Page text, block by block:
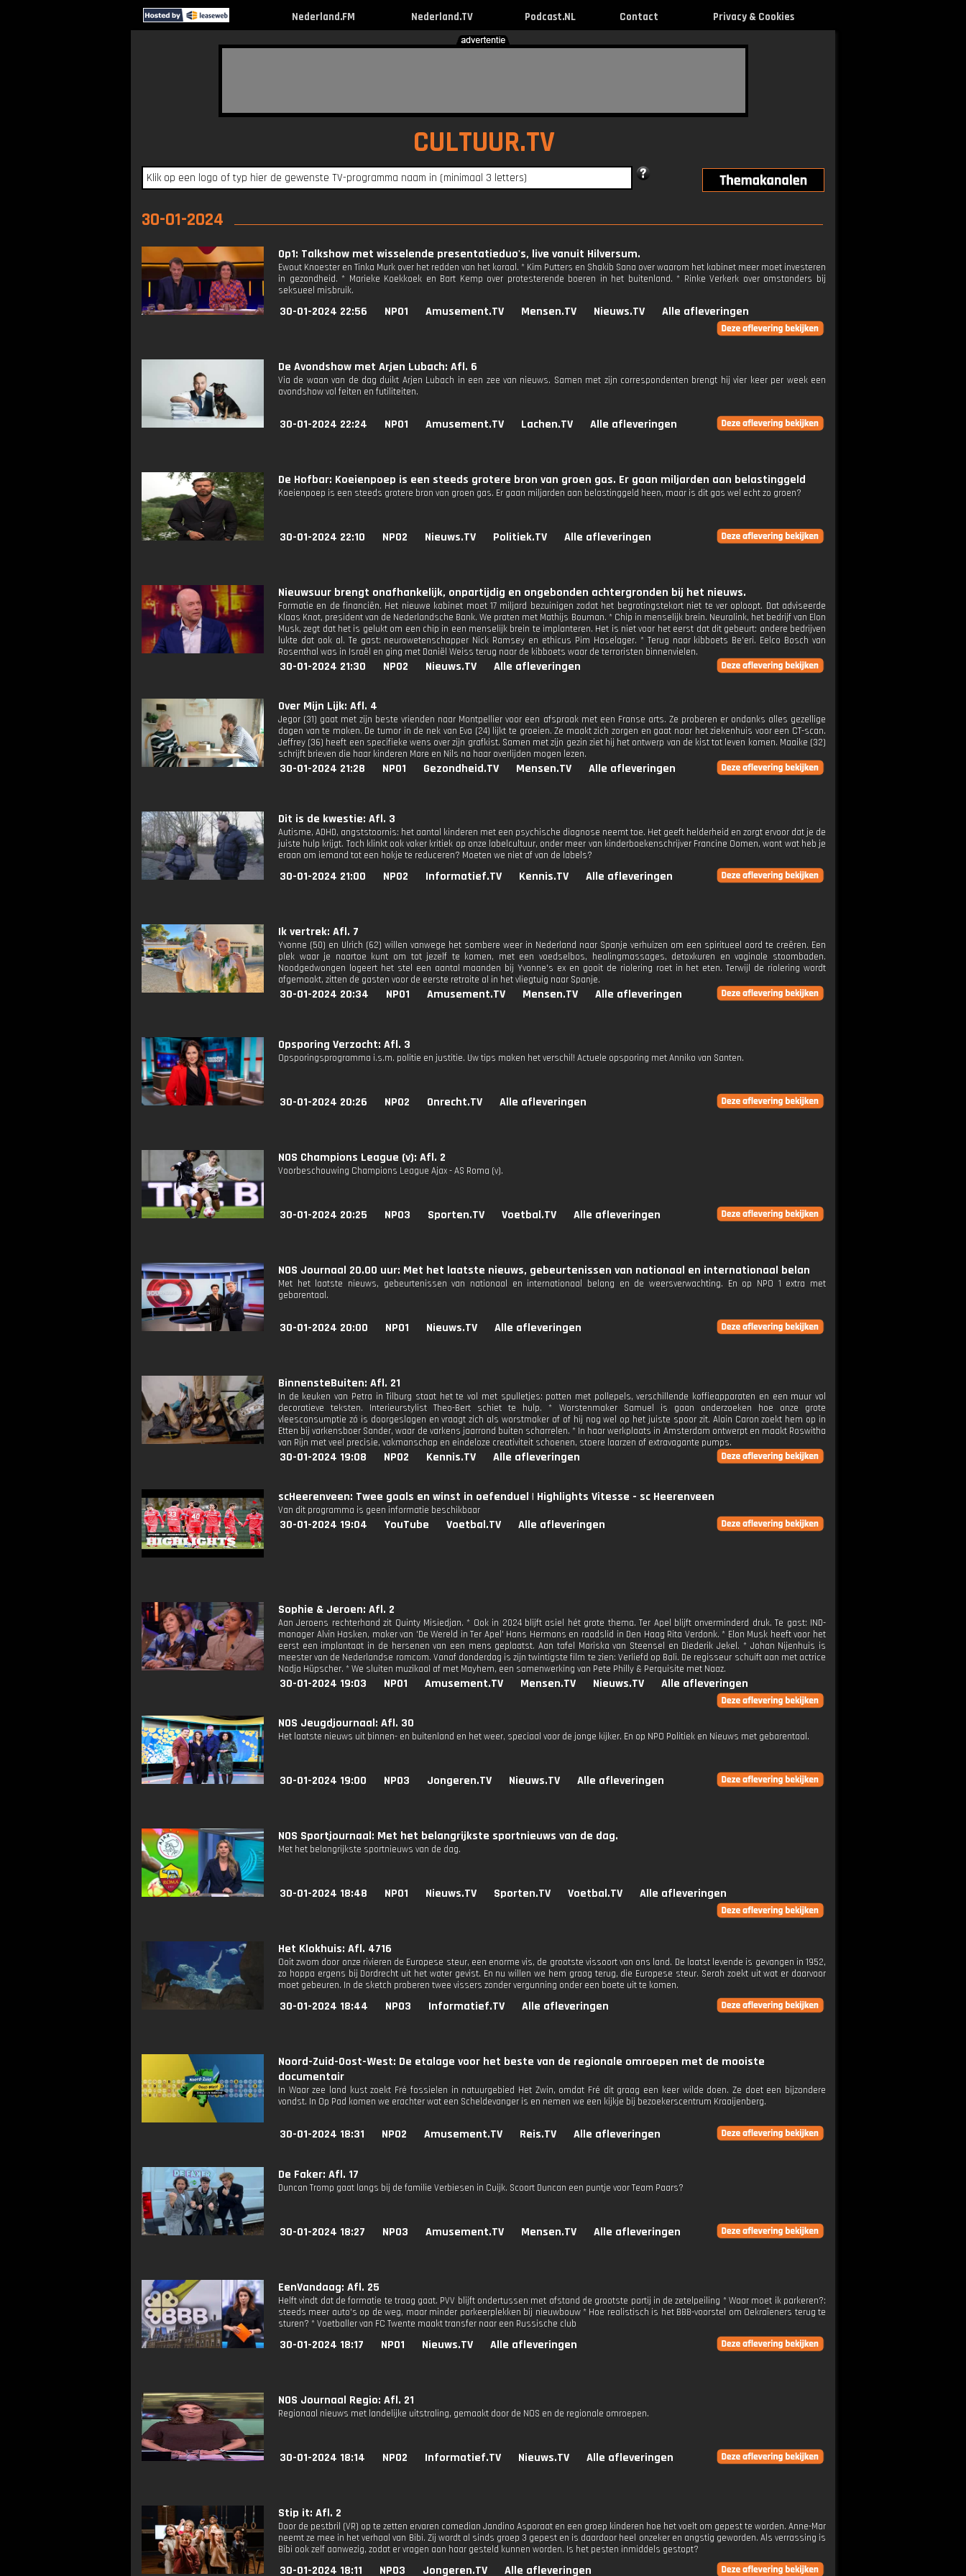
Nederland.FM Nederland.TV Podcast.NL Contact Privacy & Cookies
CULTUUR.TV
30-01-2024
Op1: Talkshow met wisselende presentatieduo's, live vanuit Hilversum.
Ewout Knoester en Tinka Murk over het redden van het koraal. * Kim Putters en Shakib Sana over waarom het kabinet meer moet investeren
in gezondheid. * Marieke Koekkoek en Bart Kemp over protesterende boeren in het buitenland. * Rinke Verkerk over omstanders bij
seksueel misbruik.
30-01-2024 22:56 NPO1 Amusement.TV Mensen.TV Nieuws.TV Alle afleveringen
De Avondshow met Arjen Lubach: Afl. 6
Via de waan van de dag duikt Arjen Lubach in een zee van nieuws. Samen met zijn correspondenten brengt hij vier keer per week een
avondshow vol feiten en futiliteiten.
30-01-2024 22:24 NPO1 Amusement.TV Lachen.TV Alle afleveringen
De Hofbar: Koeienpoep is een steeds grotere bron van groen gas. Er gaan miljarden aan belastinggeld
Koeienpoep is een steeds grotere bron van groen gas. Er gaan miljarden aan belastinggeld heen, maar is dit gas wel echt zo groen?
30-01-2024 22:10 NPO2 Nieuws.TV Politiek.TV Alle afleveringen
Nieuwsuur brengt onafhankelijk, onpartijdig en ongebonden achtergronden bij het nieuws.
Formatie en de financiën. Het nieuwe kabinet moet 17 miljard bezuinigen zodat het begrotingstekort niet te ver oploopt. Dat adviseerde
Klaas Knot, president van de Nederlandsche Bank. We praten met Mathijs Bouman. * Chip in menselijk brein. Neuralink, het bedrijf van Elon
Musk, zegt dat het is gelukt om een chip in een menselijk brein te implanteren. Het is niet voor het eerst dat dit gebeurt: andere bedrijven
lukte dat ook al. Te gast: neurowetenschapper Nick Ramsey en ethicus Pim Haselager. * Terug naar kibboets Be'eri. Eelco Bosch van
Rosenthal was in Israël en ging met Daniël Weiss terug naar de kibboets waar de terroristen binnenvielen.
30-01-2024 21:30 NPO2 Nieuws.TV Alle afleveringen
Over Mijn Lijk: Afl. 4
Jegor (31) gaat met zijn beste vrienden naar Montpellier voor een afspraak met een Franse arts. Ze proberen er ondanks alles gezellige
dagen van te maken. De tumor in de nek van Eva (24) lijkt te groeien. Ze maakt zich zorgen en gaat naar het ziekenhuis voor een CT-scan.
Jeffrey (36) heeft een specifieke wens over zijn grafkist. Samen met zijn gezin ziet hij het ontwerp van de kist tot leven komen. Maaike (32)
schrijft brieven die haar kinderen Mare en Nils na haar overlijden mogen lezen.
30-01-2024 21:28 NPO1 Gezondheid.TV Mensen.TV Alle afleveringen
Dit is de kwestie: Afl. 3
Autisme, ADHD, angststoornis: het aantal kinderen met een psychische diagnose neemt toe. Het geeft helderheid en zorgt ervoor dat je de
juiste hulp krijgt. Toch klinkt ook vaker kritiek op onze labelcultuur, onder meer van kinderboekenschrijver Francine Oomen, want wat heb je
eraan om iemand tot een hokje te reduceren? Moeten we niet af van de labels?
30-01-2024 21:00 NPO2 Informatief.TV Kennis.TV Alle afleveringen
Ik vertrek: Afl. 7
Yvonne (50) en Ulrich (62) willen vanwege het sombere weer in Nederland naar Spanje verhuizen om een spiritueel oord te creëren. Een
plek waar je naartoe kunt om tot jezelf te komen, met een voedselbos, healingmassages, detoxkuren en vaginale stoombaden.
Noodgedwongen logeert het stel een aantal maanden bij Yvonne's ex en gooit de riolering roet in het eten. Terwijl de riolering wordt
afgemaakt, zitten de gasten voor de eerste retraite al in het vliegtuig naar Spanje.
30-01-2024 20:34 NPO1 Amusement.TV Mensen.TV Alle afleveringen
Opsporing Verzocht: Afl. 3
Opsporingsprogramma i.s.m. politie en justitie. Uw tips maken het verschil! Actuele opsporing met Anniko van Santen.
30-01-2024 20:26 NPO2 Onrecht.TV Alle afleveringen
NOS Champions League (v): Afl. 2
Voorbeschouwing Champions League Ajax - AS Roma (v).
30-01-2024 20:25 NPO3 Sporten.TV Voetbal.TV Alle afleveringen
NOS Journaal 20.00 uur: Met het laatste nieuws, gebeurtenissen van nationaal en internationaal belan
Met het laatste nieuws, gebeurtenissen van nationaal en internationaal belang en de weersverwachting. En op NPO 1 extra met
gebarentaal.
30-01-2024 20:00 NPO1 Nieuws.TV Alle afleveringen
BinnensteBuiten: Afl. 21
In de keuken van Petra in Tilburg staat het te vol met spulletjes: potten met pollepels, verschillende koffieapparaten en een muur vol
decoratieve teksten. Interieurstylist Theo-Bert schiet te hulp. * Worstenmaker Samuel is gaan onderzoeken hoe onze grote
vleesconsumptie zó is doorgeslagen en vraagt zich als worstmaker af of hij nog wel op het juiste spoor zit. Alain Caron zoekt hem op in
Etten bij varkensboer Sander, waar de varkens jaarrond buiten scharrelen. * In haar werkplaats in Amsterdam ontwerpt en maakt Roswitha
van Rijn met veel precisie, vakmanschap en eindeloze creativiteit schoenen, stoere laarzen of extravagante pumps.
30-01-2024 19:08 NPO2 Kennis.TV Alle afleveringen
scHeerenveen: Twee goals en winst in oefenduel | Highlights Vitesse - sc Heerenveen
Van dit programma is geen informatie beschikbaar
30-01-2024 19:04 YouTube Voetbal.TV Alle afleveringen
Sophie & Jeroen: Afl. 2
Aan Jeroens rechterhand zit Quinty Misiedjan. * Ook in 2024 blijft asiel hét grote thema. Ter Apel blijft onverminderd druk. Te gast: IND-
manager Alvin Hasken, maker van 'De Wereld in Ter Apel' Hans Hermans en raadslid in Den Haag Rita Verdonk. * Elon Musk heeft voor het
eerst een implantaat in de hersenen van een mens geplaatst. Aan tafel Mariska van Steensel en Diederik Jekel. * Johan Nijenhuis is
meester van de Nederlandse romcom. Vanaf donderdag is zijn twintigste film te zien: Verliefd op Bali. De regisseur schuift aan met actrice
Nadja Hüpscher. * We sluiten muzikaal af met Mayhem, een samenwerking van Pete Philly & Perquisite met Naaz.
30-01-2024 19:03 NPO1 Amusement.TV Mensen.TV Nieuws.TV Alle afleveringen
NOS Jeugdjournaal: Afl. 30
Het laatste nieuws uit binnen- en buitenland en het weer, speciaal voor de jonge kijker. En op NPO Politiek en Nieuws met gebarentaal.
30-01-2024 19:00 NPO3 Jongeren.TV Nieuws.TV Alle afleveringen
NOS Sportjournaal: Met het belangrijkste sportnieuws van de dag.
Met het belangrijkste sportnieuws van de dag.
30-01-2024 18:48 NPO1 Nieuws.TV Sporten.TV Voetbal.TV Alle afleveringen
Het Klokhuis: Afl. 4716
Ooit zwom door onze rivieren de Europese steur, een enorme vis, de grootste vissoort van ons land. De laatst levende is gevangen in 1952,
zo hoppa ergens bij Dordrecht uit het water gevist. En nu willen we hem graag terug, die Europese steur. Serah zoekt uit wat er daarvoor
moet gebeuren. In de sketch proberen twee vissers zonder vergunning onder een boete uit te komen.
30-01-2024 18:44 NPO3 Informatief.TV Alle afleveringen
Noord-Zuid-Oost-West: De etalage voor het beste van de regionale omroepen met de mooiste
documentair
In Waar zee land kust zoekt Fré fossielen in natuurgebied Het Zwin, omdat Fré dit graag een keer wilde doen. Ze doet een bijzondere
vondst. In Op Pad komen we erachter wat een Scheldevanger is en nemen we een kijkje bij bezoekerscentrum Kraaijenberg.
30-01-2024 18:31 NPO2 Amusement.TV Reis.TV Alle afleveringen
De Faker: Afl. 17
Duncan Tromp gaat langs bij de familie Verbiesen in Cuijk. Scoort Duncan een puntje voor Team Paars?
30-01-2024 18:27 NPO3 Amusement.TV Mensen.TV Alle afleveringen
EenVandaag: Afl. 25
Helft vindt dat de formatie te traag gaat. PVV blijft ondertussen met afstand de grootste partij in de zetelpeiling * Waar moet ik parkeren?:
steeds meer auto's op de weg, maar minder parkeerplekken bij nieuwbouw * Hoe realistisch is het BBB-voorstel om Oekraïeners terug te
sturen? * Voetballer van FC Twente maakt transfer naar een Russische club
30-01-2024 18:17 NPO1 Nieuws.TV Alle afleveringen
NOS Journaal Regio: Afl. 21
Regionaal nieuws met landelijke uitstraling, gemaakt door de NOS en de regionale omroepen.
30-01-2024 18:14 NPO2 Informatief.TV Nieuws.TV Alle afleveringen
Stip it: Afl. 2
Door de pestbril (VR) op te zetten ervaren comedian Jandino Asporaat en een groep kinderen hoe het voelt om gepest te worden. Anne-Mar
neemt ze mee in het verhaal van Bibi. Zij wordt al sinds groep 3 gepest en is daardoor heel onzeker en angstig geworden. Als verrassing is
Bibi ook zelf aanwezig, zodat er vragen aan haar gesteld kunnen worden. Is het pesten inmiddels gestopt?
30-01-2024 18:11 NPO3 Jongeren.TV Alle afleveringen